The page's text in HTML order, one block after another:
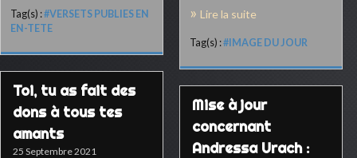
Tag(s) :#VERSETS PUBLIES EN
EN-TETE
Lire la suite
Tag(s) :#IMAGE DU JOUR
Toi, tu as fait des
dons à tous tes
amants
25 Septembre 2021
Mise à jour
concernant
Andressa Urach :